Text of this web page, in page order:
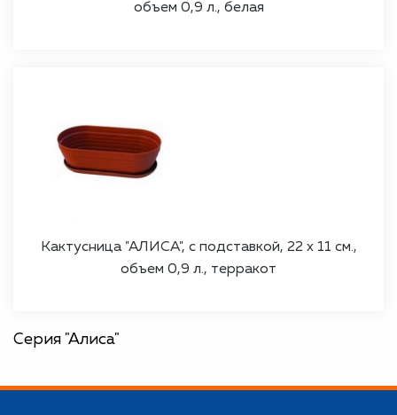
объем 0,9 л., белая
Кактусница "АЛИСА", с подставкой, 22 х 11 см.,
объем 0,9 л., терракот
Серия "Алиса"